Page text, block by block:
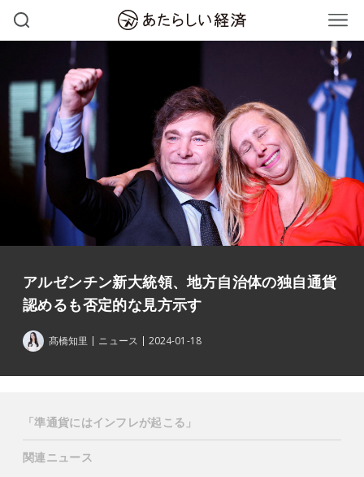
アルゼンチン新大統領、地方自治体の独自通貨
認めるも否定的な見方示す
髙橋知里 ニュース 2024-01-18
「準通貨にはインフレが起こる」
関連ニュース